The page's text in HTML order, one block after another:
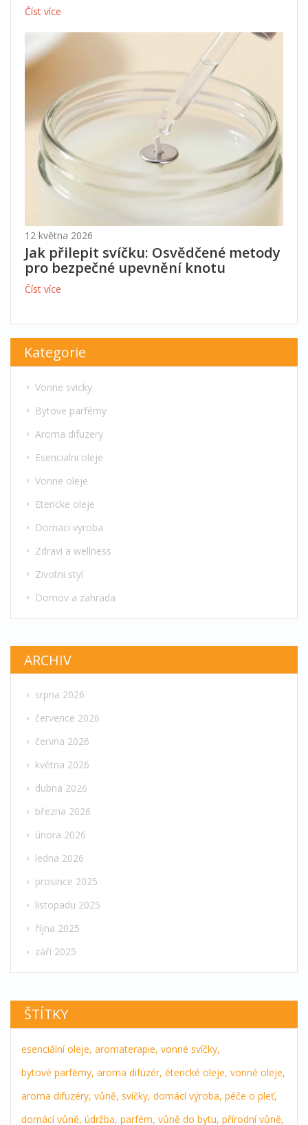
Číst více
12 května 2026
Jak přilepit svíčku: Osvědčené metody
pro bezpečné upevnění knotu
Číst více
Kategorie
Vonne svicky
Bytove parfémy
Aroma difuzery
Esencialni oleje
Vonne oleje
Etericke oleje
Domaci vyroba
Zdravi a wellness
Zivotni styl
Domov a zahrada
ARCHIV
srpna 2026
července 2026
června 2026
května 2026
dubna 2026
března 2026
února 2026
ledna 2026
prosince 2025
listopadu 2025
října 2025
září 2025
ŠTÍTKY
esenciální oleje, aromaterapie, vonné svíčky,
bytové parfémy, aroma difuzér, éterické oleje, vonné oleje,
aroma difuzéry, vůně, svíčky, domácí výroba, péče o pleť,
domácí vůně, údržba, parfém, vůně do bytu, přírodní vůně,